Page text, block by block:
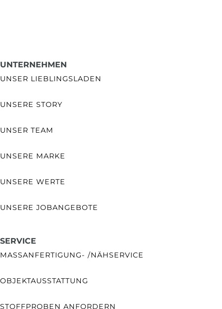
UNTERNEHMEN
UNSER LIEBLINGSLADEN
UNSERE STORY
UNSER TEAM
UNSERE MARKE
UNSERE WERTE
UNSERE JOBANGEBOTE
SERVICE
MASSANFERTIGUNG- /NÄHSERVICE
OBJEKTAUSSTATTUNG
STOFFPROBEN ANFORDERN